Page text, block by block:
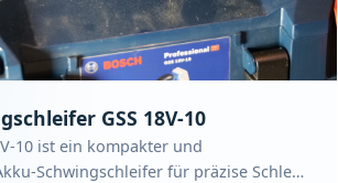
GSS 18V-10
10 ist ein kompakter und
Schwingschleifer für präzise Schle…